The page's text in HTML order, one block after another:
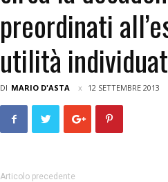
preordinati
utilità
DI MARIO D'ASTA 12 SETTEMBRE 2013
Articolo precedente